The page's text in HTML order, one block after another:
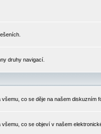
druhy navigací.
co se děje na našem diskuzním
co se objeví v našem